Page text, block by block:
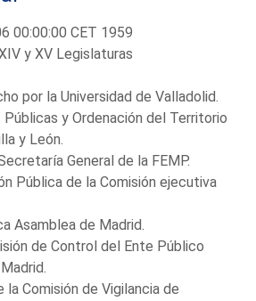
00:00:00 CET 1959
y XV Legislaturas
por la Universidad de Valladolid.
Públicas y Ordenación del Territorio
y León.
General de la FEMP.
Pública de la Comisión ejecutiva
Asamblea de Madrid.
de Control del Ente Público
Comisión de Vigilancia de